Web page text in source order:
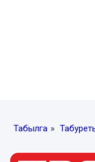
Табылга »